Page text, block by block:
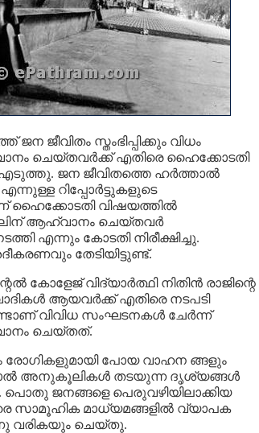
ജീവിതം സ്തംഭിപ്പിക്കും വിധം
ചെയ്തവര്‍ക്ക് എതിരെ ഹൈക്കോടതി
ജന ജീവിതത്തെ ഹര്‍ത്താല്‍
റിപ്പോർട്ടുകളുടെ
ഹൈക്കോടതി വിഷയത്തിൽ
ആഹ്വാനം ചെയ്തവര്‍
എന്നും കോടതി നിരീക്ഷിച്ചു.
തേടിയിട്ടുണ്ട്.
കോളേജ് വിദ്യാർത്ഥി നിതിൻ രാജിന്റെ
ആയവർക്ക് എതിരെ നടപടി
വിവിധ സംഘടനകൾ ചേർന്ന്
ചെയ്തത്.
പോയ വാഹന ങ്ങളും
അനുകൂലികള്‍ തടയുന്ന ദൃശ്യങ്ങള്‍
ജനങ്ങളെ പെരുവഴിയിലാക്കിയ
സാമൂഹിക മാധ്യമങ്ങളിൽ വ്യാപക
വരികയും ചെയ്തു.